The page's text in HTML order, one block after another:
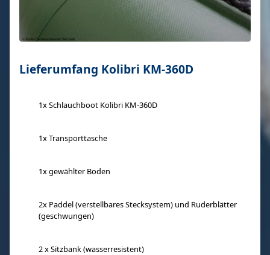
Lieferumfang Kolibri KM-360D
1x Schlauchboot Kolibri KM-360D
1x Transporttasche
1x gewählter Boden
2x Paddel (verstellbares Stecksystem) und Ruderblätter
(geschwungen)
2 x Sitzbank (wasserresistent)